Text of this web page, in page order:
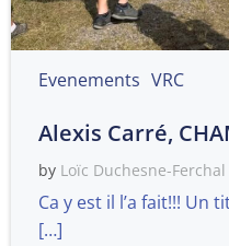
Evenements VRC
Alexis Carré,
by Loïc Duchesne-Ferchal
Ca y est il l’a fait!!!
[…]